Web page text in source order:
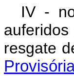
IV -